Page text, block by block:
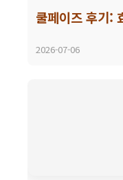
쿨페이즈 후기:
2026-07-06